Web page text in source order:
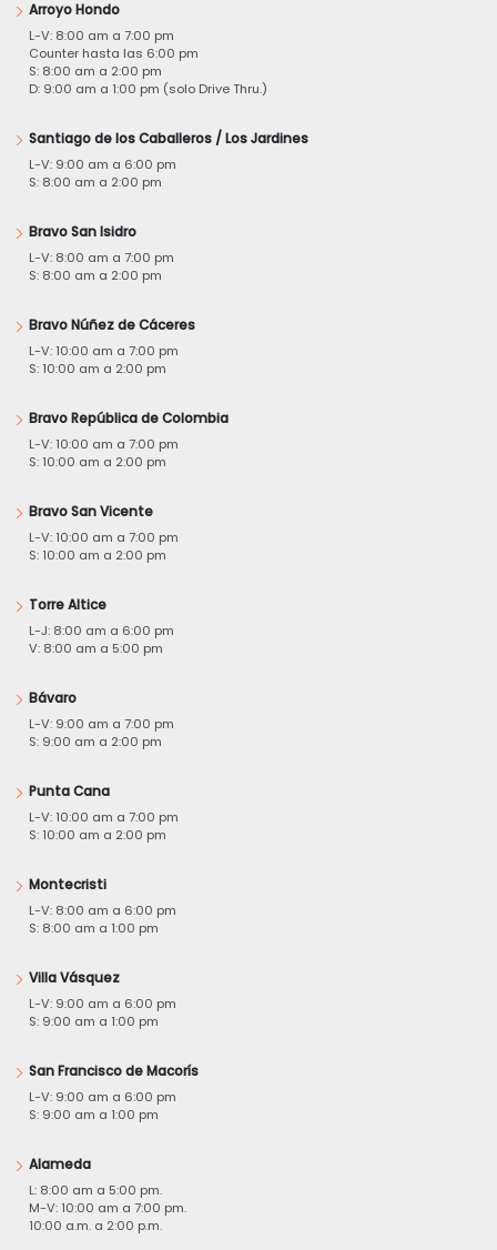
Arroyo Hondo
L-V: 8:00 am a 7:00 pm
Counter hasta las 6:00 pm
S: 8:00 am a 2:00 pm
D: 9:00 am a 1:00 pm (solo Drive Thru.)
Santiago de los Caballeros / Los Jardines
L-V: 9:00 am a 6:00 pm
S: 8:00 am a 2:00 pm
Bravo San Isidro
L-V: 8:00 am a 7:00 pm
S: 8:00 am a 2:00 pm
Bravo Núñez de Cáceres
L-V: 10:00 am a 7:00 pm
S: 10:00 am a 2:00 pm
Bravo República de Colombia
L-V: 10:00 am a 7:00 pm
S: 10:00 am a 2:00 pm
Bravo San Vicente
L-V: 10:00 am a 7:00 pm
S: 10:00 am a 2:00 pm
Torre Altice
L-J: 8:00 am a 6:00 pm
V: 8:00 am a 5:00 pm
Bávaro
L-V: 9:00 am a 7:00 pm
S: 9:00 am a 2:00 pm
Punta Cana
L-V: 10:00 am a 7:00 pm
S: 10:00 am a 2:00 pm
Montecristi
L-V: 8:00 am a 6:00 pm
S: 8:00 am a 1:00 pm
Villa Vásquez
L-V: 9:00 am a 6:00 pm
S: 9:00 am a 1:00 pm
San Francisco de Macorís
L-V: 9:00 am a 6:00 pm
S: 9:00 am a 1:00 pm
Alameda
L: 8:00 am a 5:00 pm.
M-V: 10:00 am a 7:00 pm.
10:00 a.m. a 2:00 p.m.